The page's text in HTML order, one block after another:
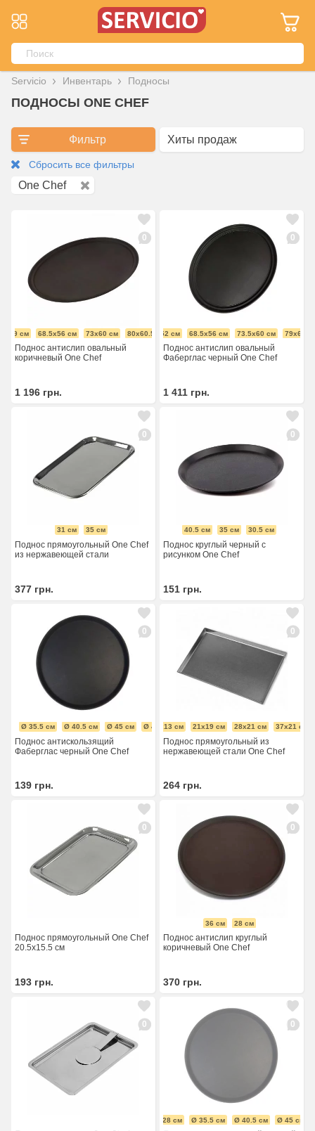
Servicio Инвентарь Подносы
ПОДНОСЫ ONE CHEF
Фильтр
Сбросить все фильтры
One Chef
0
см 68.5х56 см 73х60 см 80х60.5 см
Поднос антислип овальный
коричневый One Chef
1 196 грн.
0
63.5х52 см 68.5х56 см 73.5х60 см 79х64
Поднос антислип овальный
Фаберглас черный One Chef
1 411 грн.
0
31 см 35 см
Поднос прямоугольный One Chef
из нержавеющей стали
377 грн.
0
40.5 см 35 см 30.5 см
Поднос круглый черный с
рисунком One Chef
151 грн.
0
Ø 35.5 см Ø 40.5 см Ø 45 см Ø 49.5 см
Поднос антискользящий
Фаберглас черный One Chef
139 грн.
0
21х13 см 21х19 см 28х21 см 37х21 см
Поднос прямоугольный из
нержавеющей стали One Chef
264 грн.
0
Поднос прямоугольный One Chef
20.5х15.5 см
193 грн.
0
36 см 28 см
Поднос антислип круглый
коричневый One Chef
370 грн.
0 0
Ø 28 см Ø 35.5 см Ø 40.5 см Ø 45 см